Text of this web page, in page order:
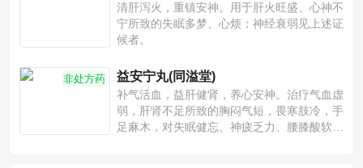
清肝泻火，重镇安神。用于肝火旺盛、心神不
宁所致的失眠多梦、心烦；神经衰弱见上述证
候者。
非处方药 益安宁丸(同溢堂)
补气活血，益肝健肾，养心安神。治疗气血虚
弱，肝肾不足所致的胸闷气短，畏寒肢冷，手
足麻木，对失眠健忘、神疲乏力、腰膝酸软也